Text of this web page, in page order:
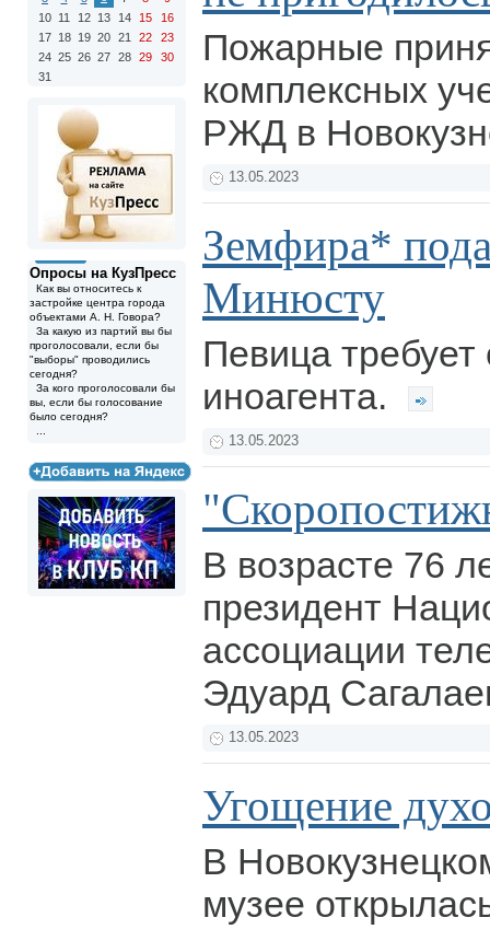
10 11 12 13 14 15
16
17 18 19 20 21 22
23
24 25 26 27 28 29
30
31
Опросы на КузПресс
Как вы относитесь к
застройке центра города
объектами А. Н. Говора?
За какую из партий вы бы
проголосовали, если бы
"выборы" проводились
сегодня?
За кого проголосовали бы
вы, если бы голосование
было сегодня?
Пожарные
комплексных
РЖД в
13.05.2023
Земфира*
Минюсту
Певица требует
иноагента.
13.05.2023
В возрасте 76
президент
ассоциации
Эдуард
13.05.2023
Угощение
В
музее